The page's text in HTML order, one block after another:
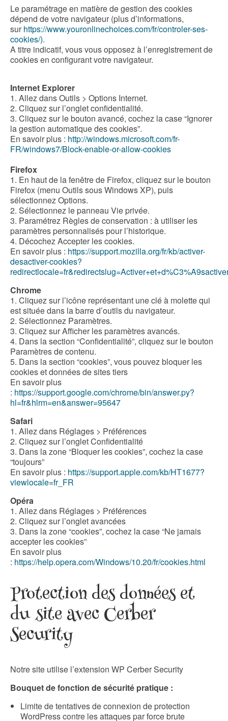
Le paramétrage en matière de gestion des cookies
dépend de votre navigateur (plus d’informations,
sur https://www.youronlinechoices.com/fr/controler-ses-
cookies/).
A titre indicatif, vous vous opposez à l’enregistrement de
cookies en configurant votre navigateur.
Internet Explorer
1. Allez dans Outils > Options Internet.
2. Cliquez sur l’onglet confidentialité.
3. Cliquez sur le bouton avancé, cochez la case “Ignorer
la gestion automatique des cookies”.
En savoir plus : http://windows.microsoft.com/fr-
FR/windows7/Block-enable-or-allow-cookies
Firefox
1. En haut de la fenêtre de Firefox, cliquez sur le bouton
Firefox (menu Outils sous Windows XP), puis
sélectionnez Options.
2. Sélectionnez le panneau Vie privée.
3. Paramétrez Règles de conservation : à utiliser les
paramètres personnalisés pour l’historique.
4. Décochez Accepter les cookies.
En savoir plus : https://support.mozilla.org/fr/kb/activer-
desactiver-cookies?
Chrome
1. Cliquez sur l’icône représentant une clé à molette qui
est située dans la barre d’outils du navigateur.
2. Sélectionnez Paramètres.
3. Cliquez sur Afficher les paramètres avancés.
4. Dans la section “Confidentialité”, cliquez sur le bouton
Paramètres de contenu.
5. Dans la section “cookies”, vous pouvez bloquer les
cookies et données de sites tiers
En savoir plus
: https://support.google.com/chrome/bin/answer.py?
hl=fr&hlrm=en&answer=95647
Safari
1. Allez dans Réglages > Préférences
2. Cliquez sur l’onglet Confidentialité
3. Dans la zone “Bloquer les cookies”, cochez la case
“toujours”
En savoir plus : https://support.apple.com/kb/HT1677?
viewlocale=fr_FR
Opéra
1. Allez dans Réglages > Préférences
2. Cliquez sur l’onglet avancées
3. Dans la zone “cookies”, cochez la case “Ne jamais
accepter les cookies”
En savoir plus
: https://help.opera.com/Windows/10.20/fr/cookies.html
Protection des données et
du site avec Cerber
Security
Notre site utilise l’extension WP Cerber Security
Bouquet de fonction de sécurité pratique :
Limite de tentatives de connexion de protection
WordPress contre les attaques par force brute